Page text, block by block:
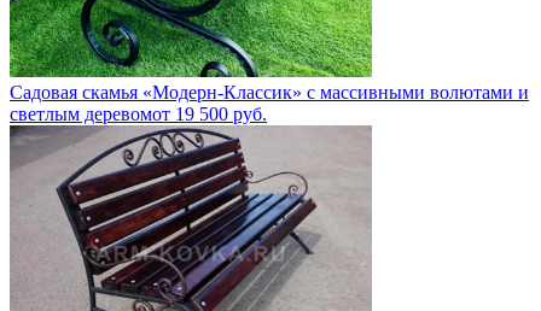
Садовая скамья «Модерн-Классик» с массивными волютами и
светлым деревомот 19 500 руб.